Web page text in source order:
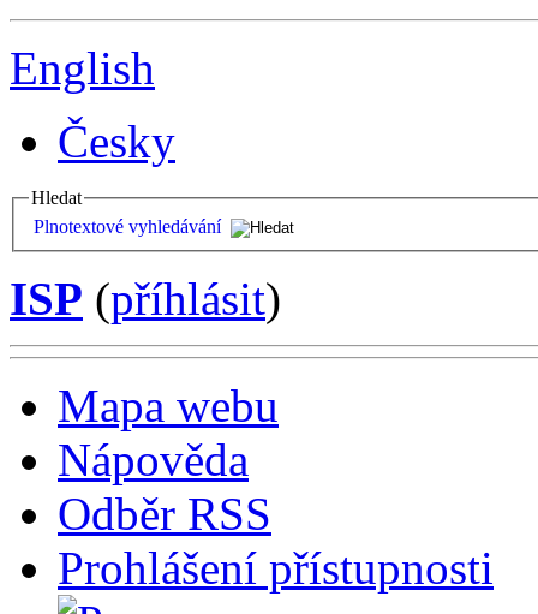
English
Česky
Hledat
Plnotextové vyhledávání
ISP (příhlásit)
Mapa webu
Nápověda
Odběr RSS
Prohlášení přístupnosti